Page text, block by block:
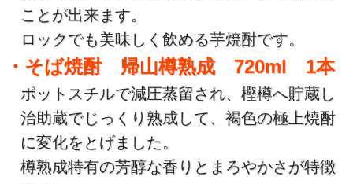
ことが出来ます。
ロックでも美味しく飲める芋焼酎です。
・そば焼酎 帰山樽熟成 720ml 1本
ポットスチルで減圧蒸留され、樫樽へ貯蔵し
治助蔵でじっくり熟成して、褐色の極上焼酎
に変化をとげました。
樽熟成特有の芳醇な香りとまろやかさが特徴